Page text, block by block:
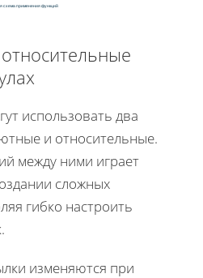
схема применения функций
использовать два
и относительные.
между ними играет
сложных
гибко настроить
изменяются при